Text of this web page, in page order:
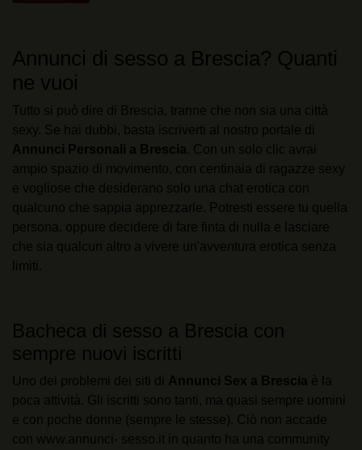
Annunci di sesso a Brescia? Quanti
ne vuoi
Tutto si può dire di Brescia, tranne che non sia una città
sexy. Se hai dubbi, basta iscriverti al nostro portale di
Annunci Personali a Brescia
. Con un solo clic avrai
ampio spazio di movimento, con centinaia di ragazze sexy
e vogliose che desiderano solo una chat erotica con
qualcuno che sappia apprezzarle. Potresti essere tu quella
persona, oppure decidere di fare finta di nulla e lasciare
che sia qualcun altro a vivere un'avventura erotica senza
limiti.
Bacheca di sesso a Brescia con
sempre nuovi iscritti
Uno dei problemi dei siti di Annunci Sex a Brescia è la
poca attività. Gli iscritti sono tanti, ma quasi sempre uomini
e con poche donne (sempre le stesse). Ciò non accade
con www.annunci- sesso.it in quanto ha una community